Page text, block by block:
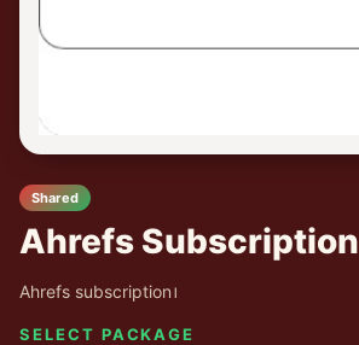
Shared
Ahrefs Subscription
Ahrefs subscription।
SELECT PACKAGE